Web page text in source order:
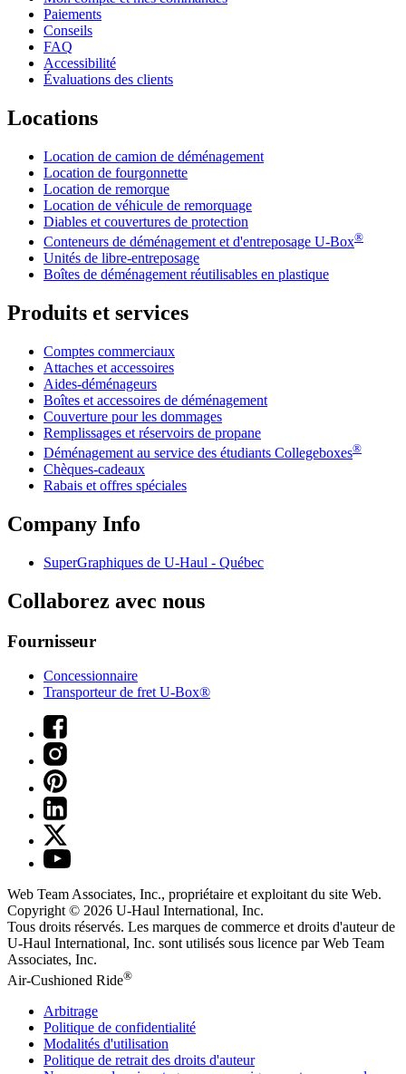
Paiements
Conseils
FAQ
Accessibilité
Évaluations des clients
Locations
Location de camion de déménagement
Location de fourgonnette
Location de remorque
Location de véhicule de remorquage
Diables et couvertures de protection
Conteneurs de déménagement et d'entreposage U-Box®
Unités de libre-entreposage
Boîtes de déménagement réutilisables en plastique
Produits et services
Comptes commerciaux
Attaches et accessoires
Aides-déménageurs
Boîtes et accessoires de déménagement
Couverture pour les dommages
Remplissages et réservoirs de propane
Déménagement au service des étudiants Collegeboxes®
Chèques-cadeaux
Rabais et offres spéciales
Company Info
SuperGraphiques de U-Haul - Québec
Collaborez avec nous
Fournisseur
Concessionnaire
Transporteur de fret U-Box®
Web Team Associates, Inc., propriétaire et exploitant du site Web.
Copyright © 2026 U-Haul International, Inc.
Tous droits réservés. Les marques de commerce et droits d'auteur de
U-Haul International, Inc. sont utilisés sous licence par Web Team
Associates, Inc.
Air-Cushioned Ride®
Arbitrage
Politique de confidentialité
Modalités d'utilisation
Politique de retrait des droits d'auteur